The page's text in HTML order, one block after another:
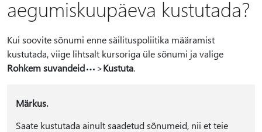
aegumiskuupäeva kustutada?
Kui soovite sõnumi enne säilituspoliitika määramist
kustutada, viige lihtsalt kursoriga üle sõnumi ja valige
Rohkem suvandeid
>Kustuta.
Märkus.
Saate kustutada ainult saadetud sõnumeid, nii et teie